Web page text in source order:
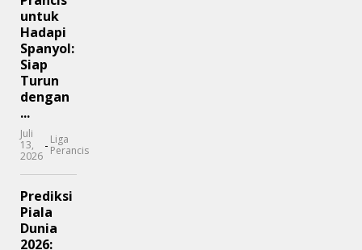
untuk
Hadapi
Spanyol:
Siap
Turun
dengan
...
Juli
13,
2026
- Liga
Perancis
Prediksi
Piala
Dunia
2026: